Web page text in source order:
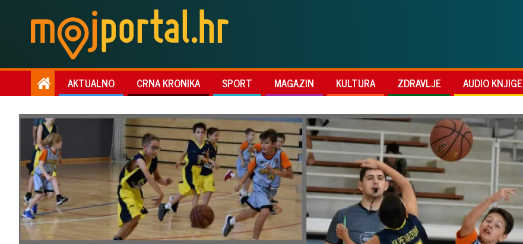
AKTUALNO CRNA KRONIKA SPORT MAGAZIN KULTURA ZDRAVLJE AUDIO KNJIGE